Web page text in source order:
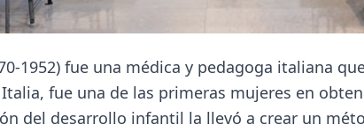
1952) fue una médica y pedagoga italiana
fue una de las primeras mujeres en
del desarrollo infantil la llevó a crear un